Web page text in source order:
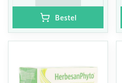
Bestel